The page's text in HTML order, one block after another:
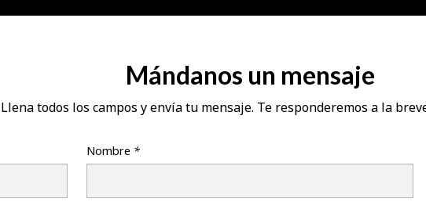
Mándanos un mensaje
Llena todos los campos y envía tu mensaje. Te responderemos a la
Nombre *